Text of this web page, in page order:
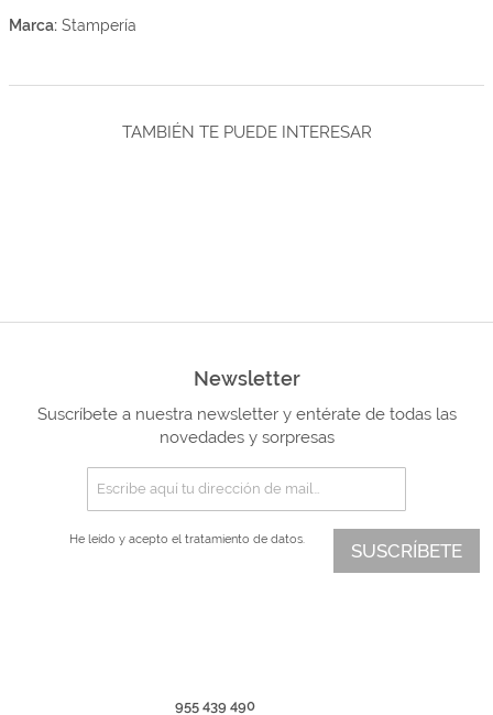
Marca: Stampería
TAMBIÉN TE PUEDE INTERESAR
Newsletter
Suscríbete a nuestra newsletter y entérate de todas las
novedades y sorpresas
SUSCRÍBETE
He leído y acepto el tratamiento de datos.
955 439 490